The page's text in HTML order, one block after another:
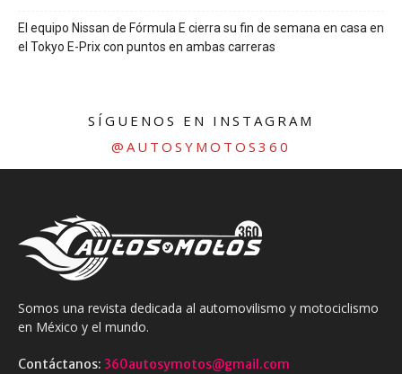
El equipo Nissan de Fórmula E cierra su fin de semana en casa en
el Tokyo E-Prix con puntos en ambas carreras
SÍGUENOS EN INSTAGRAM
@AUTOSYMOTOS360
Somos una revista dedicada al automovilismo y motociclismo
en México y el mundo.
Contáctanos: 360autosymotos@gmail.com